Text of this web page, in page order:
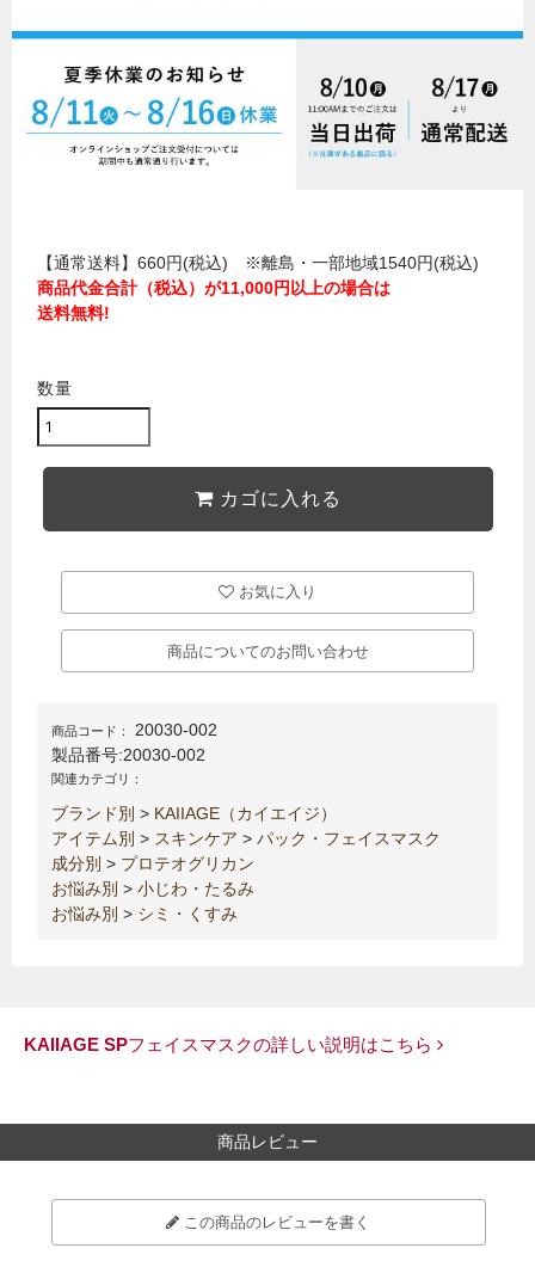
【通常送料】660円(税込) ※離島・一部地域1540円(税込)
商品代金合計（税込）が11,000円以上の場合は
送料無料!
数量
カゴに入れる
お気に入り
商品についてのお問い合わせ
商品コード：
20030-002
製品番号:20030-002
関連カテゴリ：
ブランド別 > KAIIAGE（カイエイジ）
アイテム別 > スキンケア > パック・フェイスマスク
成分別 > プロテオグリカン
お悩み別 > 小じわ・たるみ
お悩み別 > シミ・くすみ
KAIIAGE SPフェイスマスクの詳しい説明はこちら
商品レビュー
この商品のレビューを書く